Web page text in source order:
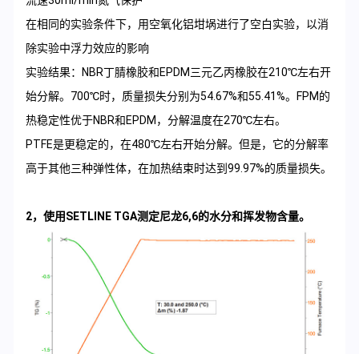
在相同的实验条件下，用空氧化铝坩埚进行了空白实验，以消
除实验中浮力效应的影响
实验结果：NBR丁腈橡胶和EPDM三元乙丙橡胶在210℃左右开
始分解。700℃时，质量损失分别为54.67%和55.41%。FPM的
热稳定性优于NBR和EPDM，分解温度在270℃左右。
PTFE是更稳定的，在480℃左右开始分解。但是，它的分解率
高于其他三种弹性体，在加热结束时达到99.97%的质量损失。
2，使用SETLINE TGA测定尼龙6,6的水分和挥发物含量。